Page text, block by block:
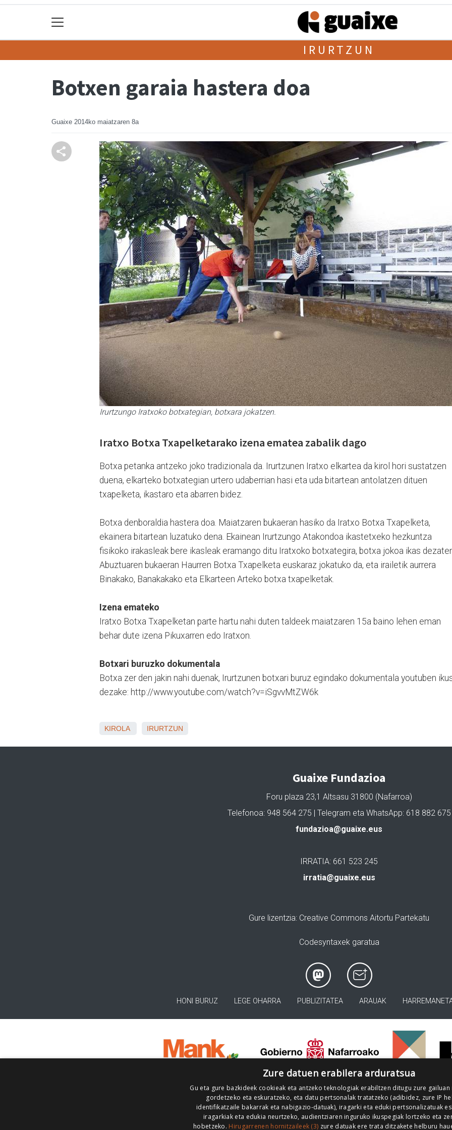
IRURTZUN
Botxen garaia hastera doa
Guaixe 2014ko maiatzaren 8a
Irurtzungo Iratxoko botxategian, botxara jokatzen.
Iratxo Botxa Txapelketarako izena ematea zabalik dago
Botxa petanka antzeko joko tradizionala da. Irurtzunen Iratxo elkartea da kirol hori sustatzen
duena, elkarteko botxategian urtero udaberrian hasi eta uda bitartean antolatzen dituen
txapelketa, ikastaro eta abarren bidez.
Botxa denboraldia hastera doa. Maiatzaren bukaeran hasiko da Iratxo Botxa Txapelketa,
ekainera bitartean luzatuko dena. Ekainean Irurtzungo Atakondoa ikastetxeko hezkuntza
fisikoko irakasleak bere ikasleak eramango ditu Iratxoko botxategira, botxa jokoa ikas
Abuztuaren bukaeran Haurren Botxa Txapelketa euskaraz jokatuko da, eta irailetik aurrera
Binakako, Banakakako eta Elkarteen Arteko botxa txapelketak.
Izena emateko
Iratxo Botxa Txapelketan parte hartu nahi duten taldeek maiatzaren 15a baino lehen eman
behar dute izena Pikuxarren edo Iratxon.
Botxari buruzko dokumentala
Botxa zer den jakin nahi duenak, Irurtzunen botxari buruz egindako dokumentala youtuben
dezake: http://www.youtube.com/watch?v=iSgvvMtZW6k
KIROLA IRURTZUN
Guaixe Fundazioa
Foru plaza 23,1 Altsasu 31800 (Nafarroa)
Telefonoa: 948 564 275 | Telegram eta WhatsApp: 618 882 675
fundazioa@guaixe.eus
IRRATIA: 661 523 245
irratia@guaixe.eus
Gure lizentzia: Creative Commons Aitortu Partekatu
Codesyntaxek garatua
HONI BURUZ LEGE OHARRA PUBLIZITATEA ARAUAK
Zure datuen erabilera arduratsua
Gu eta gure bazkideek cookieak eta antzeko teknologiak erabiltzen ditugu zure
gordetzeko eta eskuratzeko, eta datu pertsonalak tratatzeko (adibidez, zure IP
identifikatzaile bakarrak eta nabigazio-datuak), iragarki eta eduki pertsonalizatuak
iragarkiak eta edukia neurtzeko, audientziaren inguruko ikuspegiak lortzeko eta
hobetzeko. Hirugarrenen hornitzaileek (3) zure datuak ere trata ditzakete helburu